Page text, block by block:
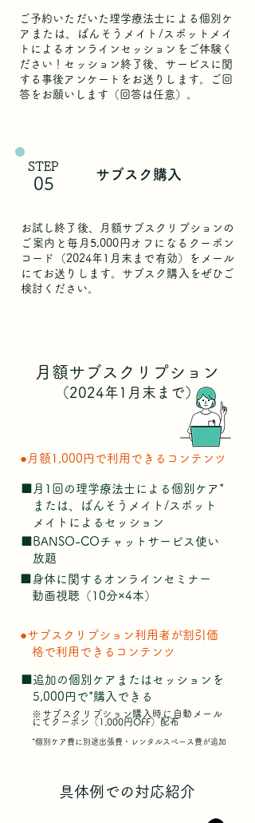
ご予約いただいた理学療法士による個別ケ
アまたは、ばんそうメイト/スポットメイ
トによるオンラインセッションをご体験く
ださい！セッション終了後、サービスに関
する事後アンケートをお送りします。ご回
答をお願いします（回答は任意）。
STEP
05
サブスク購入
お試し終了後、月額サブスクリプションの
ご案内と毎月5,000円オフになるクーポン
コード（2024年1月末まで有効）をメール
にてお送りします。サブスク購入をぜひご
検討ください。
月額サブスクリプション
（2024年1月末まで）
●月額1,000円で利用できるコンテンツ
​■月1回の理学療法士による個別ケア*
または、ばんそうメイト/スポット
メイトによるセッション
​■BANSO-COチャットサービス使い
​ 放題
​■身体に関するオンラインセミナー
動画視聴（10分×4本）
●サブスクリプション利用者が割引価
​ 格で利用できるコンテンツ
​■追加の個別ケアまたはセッションを
​ 5,000円で*購入できる
※サブスクリプション購入時に自動メール
にてクーポン（1,000円OFF）配布
*個別ケア費に別途出張費・レンタルスペース費が追加
​まずは、1,000円でお試し！
具体例での対応紹介